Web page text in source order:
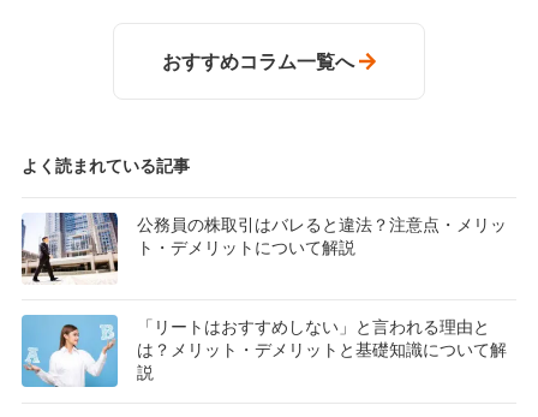
おすすめコラム一覧へ
よく読まれている記事
公務員の株取引はバレると違法？注意点・メリッ
ト・デメリットについて解説
「リートはおすすめしない」と言われる理由と
は？メリット・デメリットと基礎知識について解
説